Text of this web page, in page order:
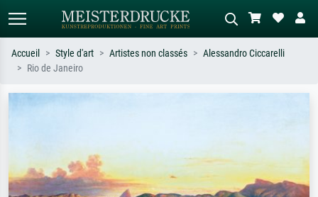
Recherchez par artiste, titre ou style –
Accueil Style d'art Artistes non classés
Alessandro Ciccarelli
Rio de Janeiro